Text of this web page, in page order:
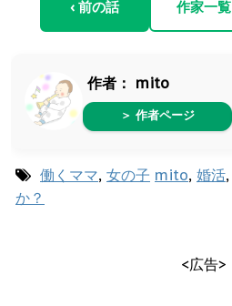
‹ 前の話 作家一覧
作者： mito
＞ 作者ページ
働くママ, 女の子 mito, 婚活,
か？
<広告>